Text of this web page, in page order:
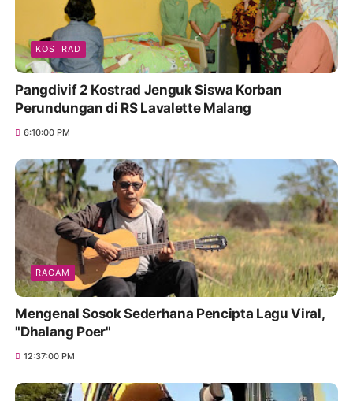
KOSTRAD
Pangdivif 2 Kostrad Jenguk Siswa Korban
Perundungan di RS Lavalette Malang
6:10:00 PM
RAGAM
Mengenal Sosok Sederhana Pencipta Lagu Viral,
"Dhalang Poer"
12:37:00 PM